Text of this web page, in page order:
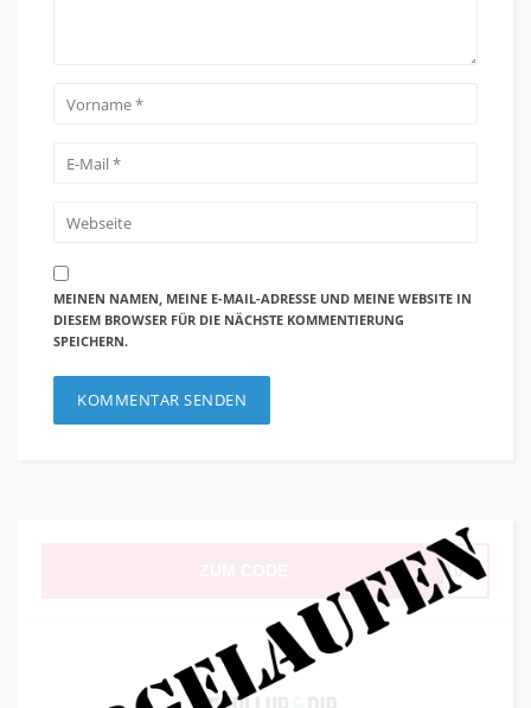
MEINEN NAMEN, MEINE E-MAIL-ADRESSE UND MEINE WEBSITE IN
DIESEM BROWSER FÜR DIE NÄCHSTE KOMMENTIERUNG
SPEICHERN.
ET10